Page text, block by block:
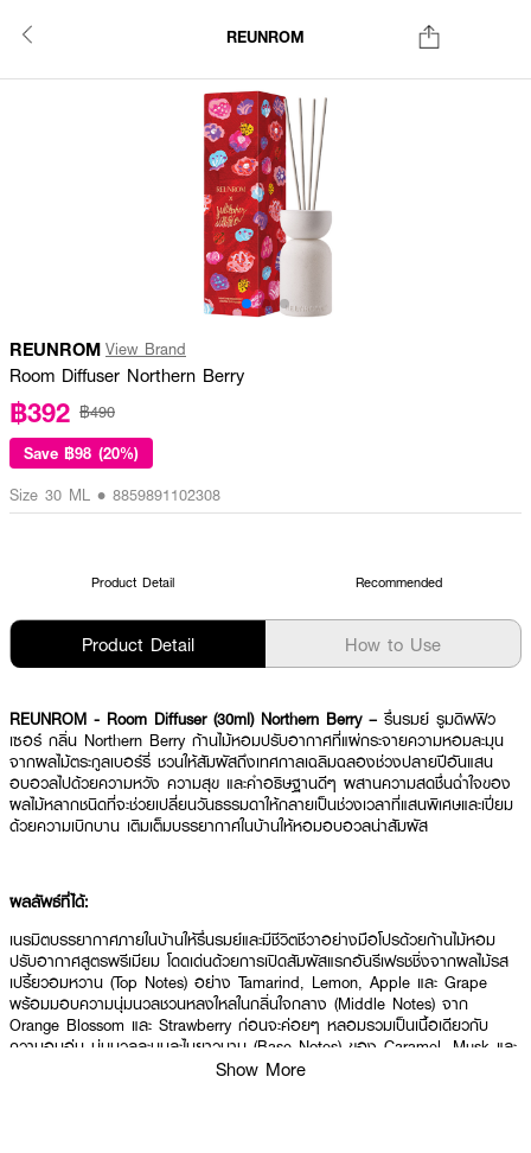
REUNROM
REUNROM View Brand
Room Diffuser Northern Berry
฿392 ฿490
Save ฿98 (20%)
Size 30 ML • 8859891102308
Product Detail Recommended
Product Detail How to Use
REUNROM - Room Diffuser (30ml) Northern Berry – รื่นรมย์ รูมดิฟฟิว
เซอร์ กลิ่น Northern Berry ก้านไม้หอมปรับอากาศที่แผ่กระจายความหอมละมุน
จากผลไม้ตระกูลเบอร์รี่ ชวนให้สัมผัสถึงเทศกาลเฉลิมฉลองช่วงปลายปีอันแสน
อบอวลไปด้วยความหวัง ความสุข และคำอธิษฐานดีๆ ผสานความสดชื่นฉ่ำใจของ
ผลไม้หลากชนิดที่จะช่วยเปลี่ยนวันธรรมดาให้กลายเป็นช่วงเวลาที่แสนพิเศษและเปี่ยม
ด้วยความเบิกบาน เติมเต็มบรรยากาศในบ้านให้หอมอบอวลน่าสัมผัส
ผลลัพธ์ที่ได้:
เนรมิตบรรยากาศภายในบ้านให้รื่นรมย์และมีชีวิตชีวาอย่างมือโปรด้วยก้านไม้หอม
ปรับอากาศสูตรพรีเมียม โดดเด่นด้วยการเปิดสัมผัสแรกอันรีเฟรชชิ่งจากผลไม้รส
เปรี้ยวอมหวาน (Top Notes) อย่าง Tamarind, Lemon, Apple และ Grape
พร้อมมอบความนุ่มนวลชวนหลงใหลในกลิ่นใจกลาง (Middle Notes) จาก
Orange Blossom และ Strawberry ก่อนจะค่อยๆ หลอมรวมเป็นเนื้อเดียวกับ
ความอบอุ่น นุ่มนวลละมุนละไมยาวนาน (Base Notes) ของ Caramel, Musk และ
Peach ตัวก้านหวายธรรมชาติช่วยดูดซับเนื้อเอสเซนส์และกระจายกลิ่นหอมสู่ชั้น
Show More